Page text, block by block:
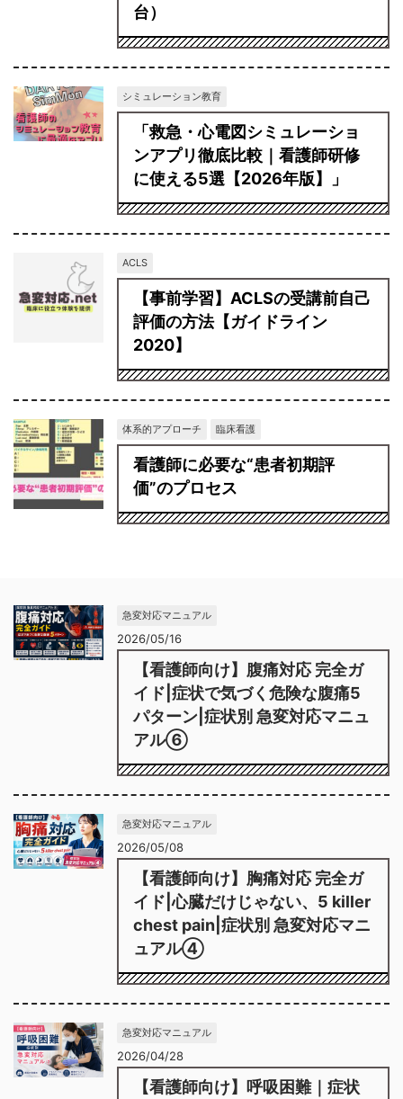
台）
シミュレーション教育
「救急・心電図シミュレーショ
ンアプリ徹底比較｜看護師研修
に使える5選【2026年版】」
ACLS
【事前学習】ACLSの受講前自己
評価の方法【ガイドライン
2020】
体系的アプローチ 臨床看護
看護師に必要な“患者初期評
価”のプロセス
急変対応マニュアル
2026/05/16
【看護師向け】腹痛対応 完全ガ
イド|症状で気づく危険な腹痛5
パターン|症状別 急変対応マニュ
アル⑥
急変対応マニュアル
2026/05/08
【看護師向け】胸痛対応 完全ガ
イド|心臓だけじゃない、5 killer
chest pain|症状別 急変対応マニ
ュアル④
急変対応マニュアル
2026/04/28
【看護師向け】呼吸困難｜症状